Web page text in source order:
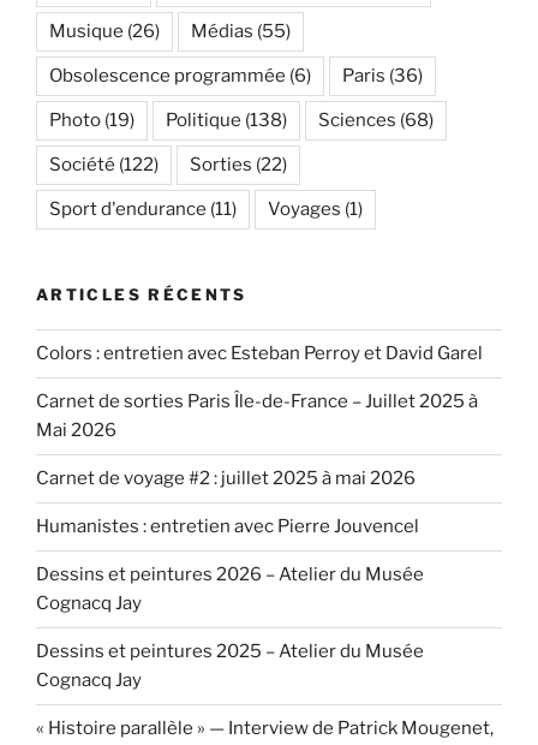
Musique (26) Médias (55)
Obsolescence programmée (6) Paris (36)
Photo (19) Politique (138) Sciences (68)
Société (122) Sorties (22)
Sport d'endurance (11) Voyages (1)
ARTICLES RÉCENTS
Colors : entretien avec Esteban Perroy et David Garel
Carnet de sorties Paris Île-de-France – Juillet 2025 à
Mai 2026
Carnet de voyage #2 : juillet 2025 à mai 2026
Humanistes : entretien avec Pierre Jouvencel
Dessins et peintures 2026 – Atelier du Musée
Cognacq Jay
Dessins et peintures 2025 – Atelier du Musée
Cognacq Jay
« Histoire parallèle » — Interview de Patrick Mougenet,